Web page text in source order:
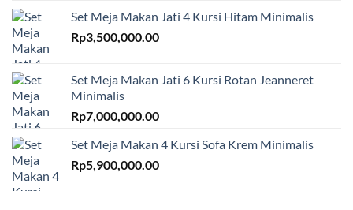
Set Meja Makan Jati 4 Kursi Hitam Minimalis
Rp3,500,000.00
Set Meja Makan Jati 6 Kursi Rotan Jeanneret
Minimalis
Rp7,000,000.00
Set Meja Makan 4 Kursi Sofa Krem Minimalis
Rp5,900,000.00